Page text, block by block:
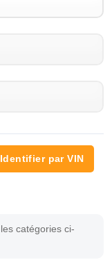
Identifier par VIN
catégories ci-